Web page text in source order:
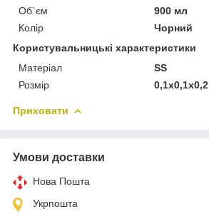
Об`єм
900 мл
Колір
Чорний
Користувальницькі характеристики
Матеріал
SS
Розмір
0,1x0,1x0,2
Приховати
Умови доставки
Нова Пошта
Укрпошта